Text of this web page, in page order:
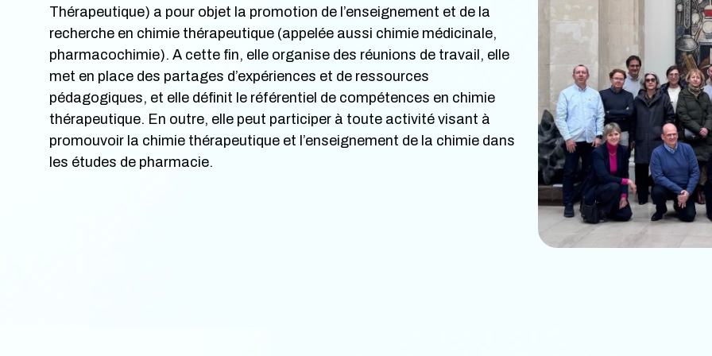
Thérapeutique) a pour objet la promotion de l’enseignement et de la
recherche en chimie thérapeutique (appelée aussi chimie médicinale,
pharmacochimie). A cette fin, elle organise des réunions de travail, elle
met en place des partages d’expériences et de ressources
pédagogiques, et elle définit le référentiel de compétences en chimie
thérapeutique. En outre, elle peut participer à toute activité visant à
promouvoir la chimie thérapeutique et l’enseignement de la chimie dans
les études de pharmacie.